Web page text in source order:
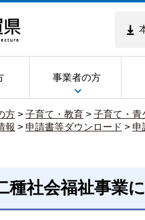
事業者の方
方 > 子育て・教育 > 子育て・青
報 > 申請書等ダウンロード > 申
種社会福祉事業